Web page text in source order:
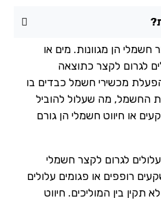
הן מגוונות. מים או
לקצר כתוצאה
מכשירי חשמל כבדים בו
מה שעלול להוביל
חיווט חשמלי הן גורם
לגרום לקצר חשמלי
או פגומים עלולים
המוליכים. חיווט